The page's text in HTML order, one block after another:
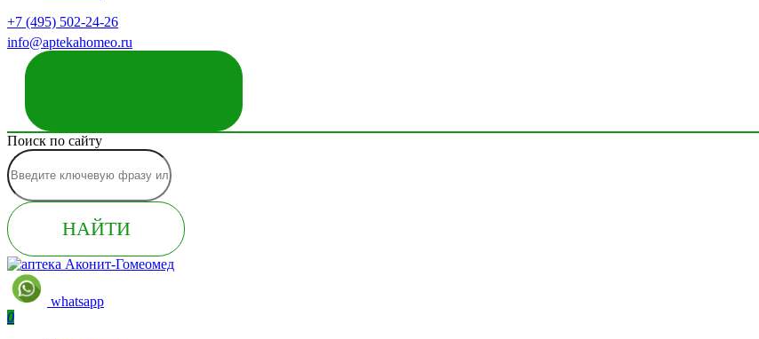
+7 (495) 502-24-26
info@aptekahomeo.ru
Поиск по сайту
НАЙТИ
whatsapp
0